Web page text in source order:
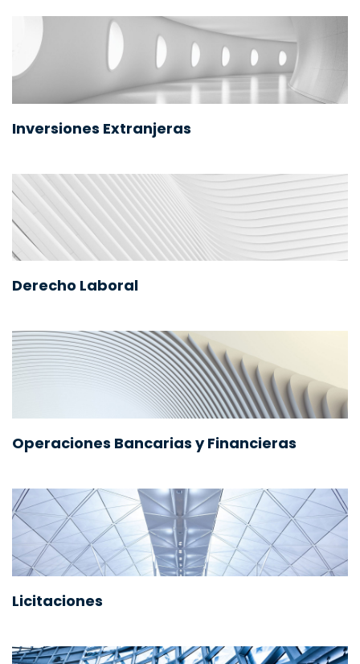
Inversiones Extranjeras
Derecho Laboral
Operaciones Bancarias y Financieras
Licitaciones